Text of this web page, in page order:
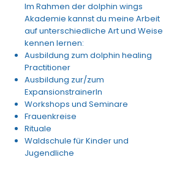
Im Rahmen der dolphin wings
Akademie kannst du meine Arbeit
auf unterschiedliche Art und Weise
kennen lernen:
Ausbildung zum dolphin healing
Practitioner
Ausbildung zur/zum
ExpansionstrainerIn
Workshops und Seminare
Frauenkreise
Rituale
Waldschule für Kinder und
Jugendliche